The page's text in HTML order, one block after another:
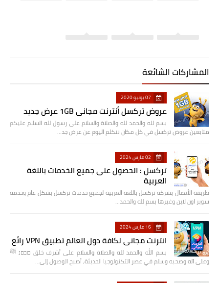
المشاركات الشائعة
07 يونيو 2020
عروض تركسل أنترنت مجاني 1GB عرض جديد
بسم لله والحمد لله والصلاة والسلام على رسول لله السلام عليكم
متابعين عروض تركسل في كل مكان نتكلم اليوم عن عرض جد…
02 مارس 2024
تركسل : الحصول على جميع الخدمات باللغة
العربية
طريقة الأتصال بشركة تركسل باللغة العربية لجميع خدمات تركسل بشكل عام وخدمة
سوبر اون لاين وغيرها بسم لله والحمد…
16 مارس 2024
انترنت مجاني لكافة دول العالم تطبيق VPN رائع
بسم الله والحمد لله والصلاة والسلام على أشرف خلق םבםנ ﷺ
وعلى آله وصحبه وسلم في عصر التكنولوجيا الحديثة، أصبح الوصول إلى…